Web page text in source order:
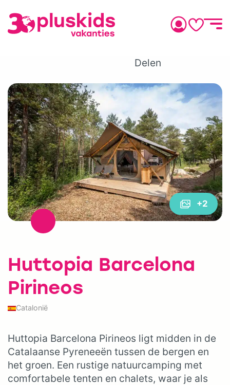
Delen
+2
Huttopia Barcelona
Pirineos
Catalonië
Huttopia Barcelona Pirineos ligt midden in de
Catalaanse Pyreneeën tussen de bergen en
het groen. Een rustige natuurcamping met
comfortabele tenten en chalets, waar je als